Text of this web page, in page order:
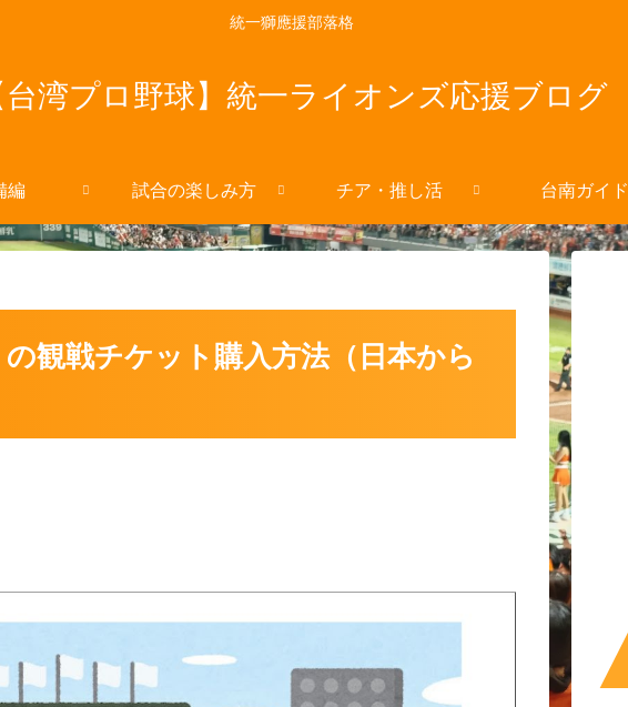
統一獅應援部落格
台湾プロ野球】統一ライオンズ応援ブログ
編 試合の楽しみ方 チア・推し活 台南ガイド
観戦チケット購入方法（日本から